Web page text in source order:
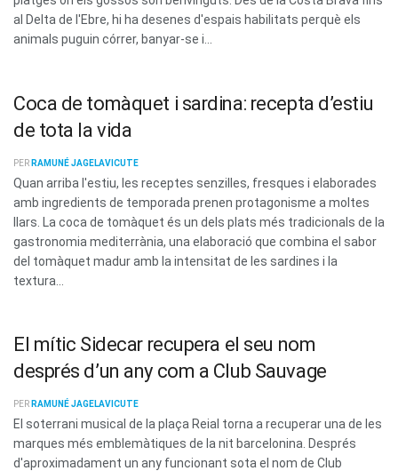
al Delta de l'Ebre, hi ha desenes d'espais habilitats perquè els
animals puguin córrer, banyar-se i...
Coca de tomàquet i sardina: recepta d’estiu
de tota la vida
PER RAMUNÉ JAGELAVICUTE
Quan arriba l'estiu, les receptes senzilles, fresques i elaborades
amb ingredients de temporada prenen protagonisme a moltes
llars. La coca de tomàquet és un dels plats més tradicionals de la
gastronomia mediterrània, una elaboració que combina el sabor
del tomàquet madur amb la intensitat de les sardines i la
textura...
El mític Sidecar recupera el seu nom
després d’un any com a Club Sauvage
PER RAMUNÉ JAGELAVICUTE
El soterrani musical de la plaça Reial torna a recuperar una de les
marques més emblemàtiques de la nit barcelonina. Després
d'aproximadament un any funcionant sota el nom de Club